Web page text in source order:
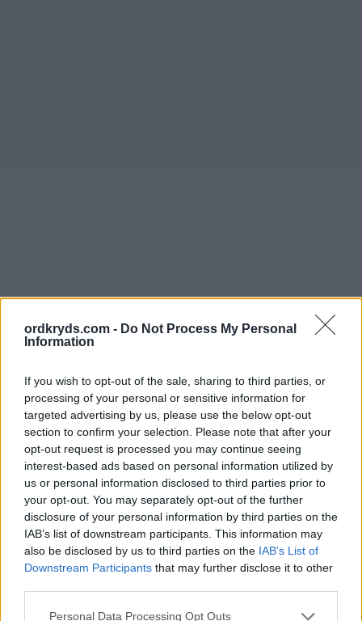
ordkryds.com - Do Not Process My Personal
Information
If you wish to opt-out of the sale, sharing to third parties, or
processing of your personal or sensitive information for
targeted advertising by us, please use the below opt-out
section to confirm your selection. Please note that after your
opt-out request is processed you may continue seeing
interest-based ads based on personal information utilized by
us or personal information disclosed to third parties prior to
your opt-out. You may separately opt-out of the further
disclosure of your personal information by third parties on the
IAB’s list of downstream participants. This information may
also be disclosed by us to third parties on the IAB’s List of
Downstream Participants that may further disclose it to other
Personal Data Processing Opt Outs